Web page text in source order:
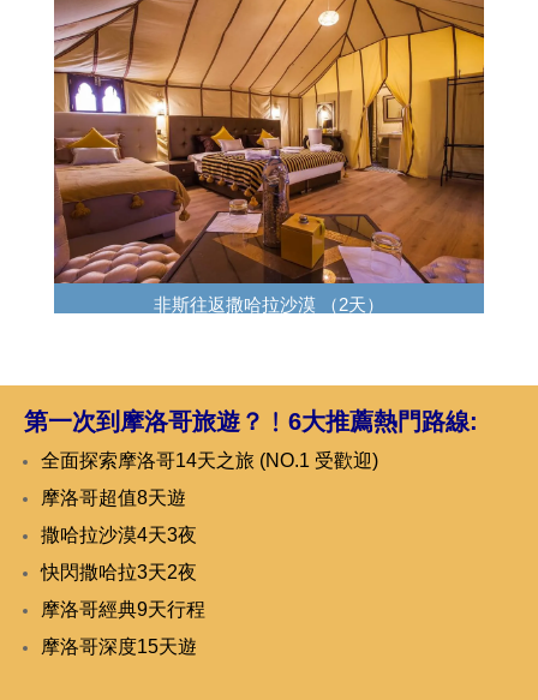
非斯往返撒哈拉沙漠 （2天）
第一次到摩洛哥旅遊？﹗ 6大推薦熱門路線:
全面探索摩洛哥14天之旅 (NO.1 受歡迎)
摩洛哥超值8天遊
撒哈拉沙漠4天3夜
快閃撒哈拉3天2夜
摩洛哥經典9天行程
摩洛哥深度15天遊